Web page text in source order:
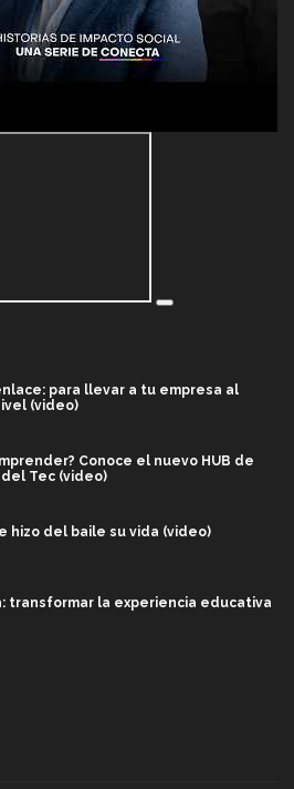
para llevar a tu empresa al
(video)
Conoce el nuevo HUB de
Tec (video)
hizo del baile su vida (video)
transformar la experiencia educativa